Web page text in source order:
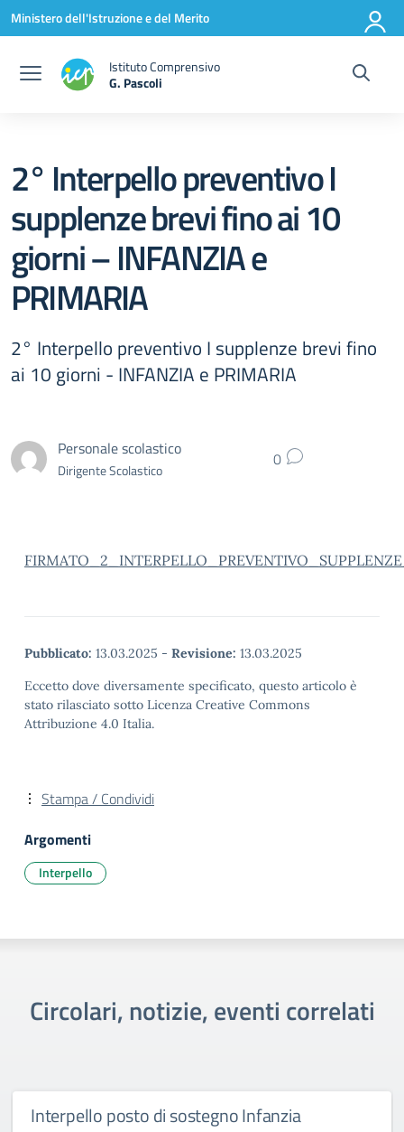
Vai ai contenuti
Vai al menu di navigazione
Vai al footer
Ministero dell'Istruzione e del Merito
Istituto Comprensivo
G. Pascoli
2° Interpello preventivo I
supplenze brevi fino ai 10
giorni – INFANZIA e
PRIMARIA
2° Interpello preventivo I supplenze brevi fino
ai 10 giorni - INFANZIA e PRIMARIA
Personale scolastico
Dirigente Scolastico 0
Pubblicato: 13.03.2025 - Revisione: 13.03.2025
Eccetto dove diversamente specificato, questo articolo è
stato rilasciato sotto Licenza Creative Commons
Attribuzione 4.0 Italia.
Stampa / Condividi
Argomenti
Interpello
Circolari, notizie, eventi correlati
Interpello posto di sostegno Infanzia